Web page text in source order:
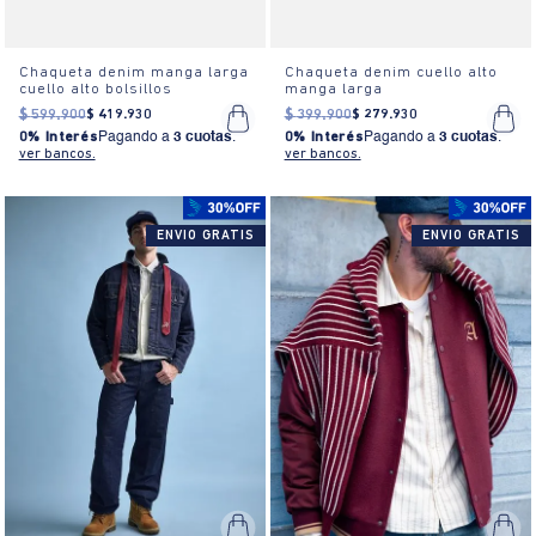
Chaqueta denim manga larga
cuello alto bolsillos
$ 599.900$ 419.930
0% InterésPagando a 3 cuotas.
ver bancos.
Chaqueta denim cuello alto
manga larga
$ 399.900$ 279.930
0% InterésPagando a 3 cuotas.
ver bancos.
ENVIO GRATIS ENVIO GRATIS